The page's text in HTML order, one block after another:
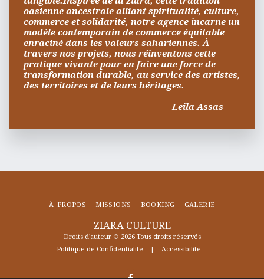
oasienne ancestrale alliant spiritualité, culture,
commerce et solidarité, notre agence incarne un
modèle contemporain de commerce équitable
enraciné dans les valeurs sahariennes. À
travers nos projets, nous réinventons cette
pratique vivante pour en faire une force de
transformation durable, au service des artistes,
des territoires et de leurs héritages.
Leila Assas
ZIARA CULTURE
Droits d'auteur © 2026 Tous droits réservés
Politique de Confidentialité | Accessibilité
À PROPOS MISSIONS BOOKING GALERIE